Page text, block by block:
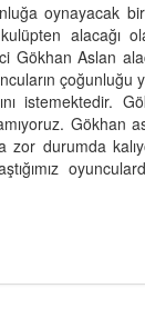
oynayacak
alacağı
Aslan
çoğunluğu
istemektedir.
Gökhan
zor durumda